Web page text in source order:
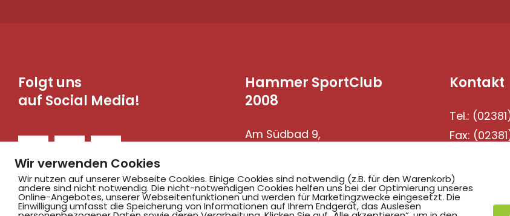
Folgt uns
auf Social Media!
Hammer SportClub
2008
Am Südbad 9,
Kontakt
Tel.:
Fax:
Wir verwenden Cookies
Wir nutzen auf unserer Webseite Cookies. Einige Cookies sind notwendig (z.B. für den Warenkorb)
andere sind nicht notwendig. Die nicht-notwendigen Cookies helfen uns bei der Optimierung unseres
Online-Angebotes, unserer Webseitenfunktionen und werden für Marketingzwecke eingesetzt. Die
Einwilligung umfasst die Speicherung von Informationen auf Ihrem Endgerät, das Auslesen